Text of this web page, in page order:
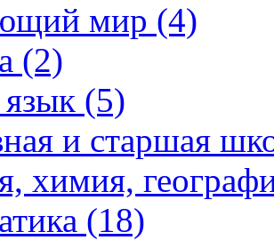
мир (4)
(2)
(5)
и старшая
химия,
(18)